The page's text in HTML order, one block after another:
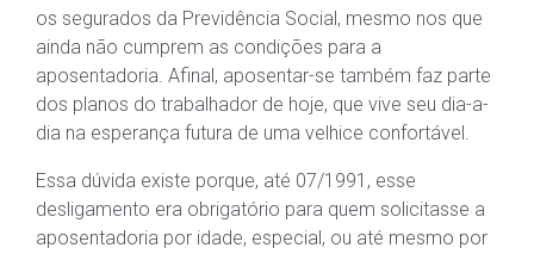
os segurados da Previdência Social, mesmo nos que
ainda não cumprem as condições para a
aposentadoria. Afinal, aposentar-se também faz parte
dos planos do trabalhador de hoje, que vive seu dia-a-
dia na esperança futura de uma velhice confortável.
Essa dúvida existe porque, até 07/1991, esse
desligamento era obrigatório para quem solicitasse a
aposentadoria por idade, especial, ou até mesmo por